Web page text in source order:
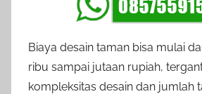
Biaya desain taman bisa mulai
ribu sampai jutaan rupiah,
kompleksitas desain dan jumlah